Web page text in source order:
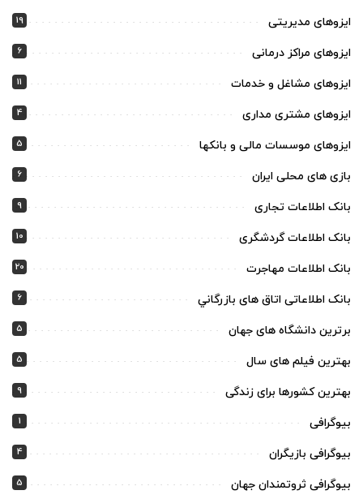
ایزوهای مدیریتی 19
ایزوهای مراکز درمانی 6
ایزوهای مشاغل و خدمات 11
ایزوهای مشتری مداری 4
ایزوهای موسسات مالی و بانکها 5
بازی های محلی ایران 6
بانک اطلاعات تجاری 9
بانک اطلاعات گردشگری 10
بانک اطلاعات مهاجرت 20
بانک اطلاعاتی اتاق های بازرگاني 6
برترین دانشگاه های جهان 5
بهترین فیلم های سال 5
بهترین کشورها برای زندگی 9
بیوگرافی 1
بیوگرافی بازیگران 4
بیوگرافی ثروتمندان جهان 5